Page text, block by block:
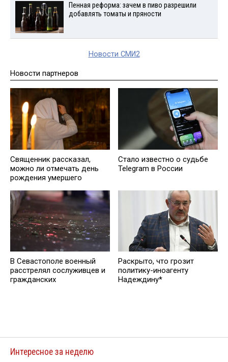
Пенная реформа: зачем в пиво разрешили
добавлять томаты и пряности
Новости СМИ2
Новости партнеров
Священник рассказал,
можно ли отмечать день
рождения умершего
Стало известно о судьбе
Telegram в России
В Севастополе военный
расстрелял сослуживцев и
гражданских
Раскрыто, что грозит
политику-иноагенту
Надеждину*
Интересное за неделю